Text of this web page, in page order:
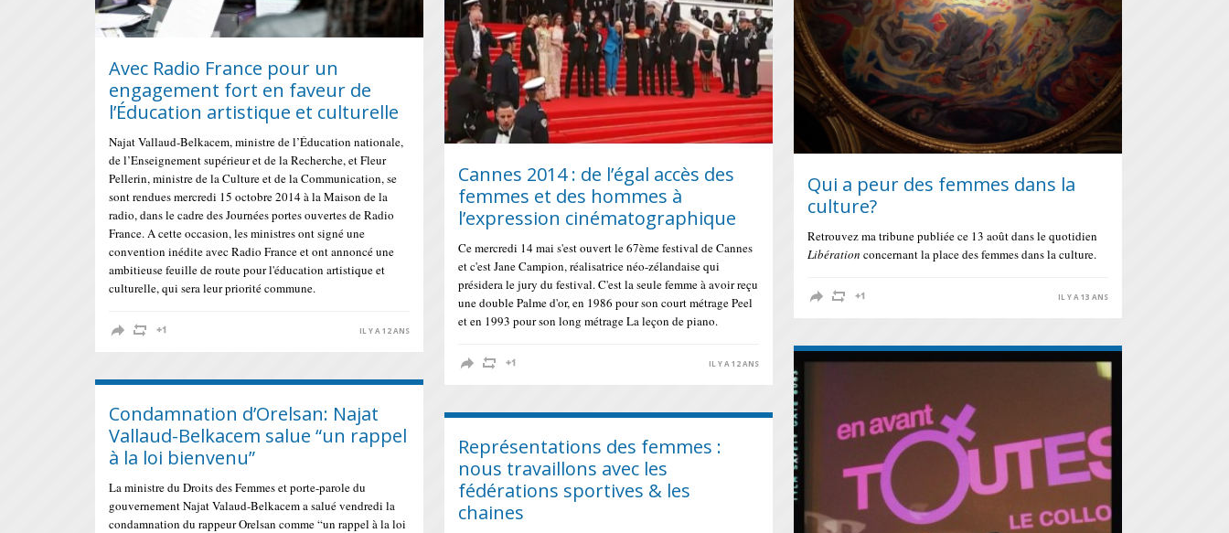
Avec Radio France pour un
engagement fort en faveur de
l’Éducation artistique et culturelle
Najat Vallaud-Belkacem, ministre de l’Éducation nationale,
de l’Enseignement supérieur et de la Recherche, et Fleur
Pellerin, ministre de la Culture et de la Communication, se
sont rendues mercredi 15 octobre 2014 à la Maison de la
radio, dans le cadre des Journées portes ouvertes de Radio
France. A cette occasion, les ministres ont signé une
convention inédite avec Radio France et ont annoncé une
ambitieuse feuille de route pour l'éducation artistique et
culturelle, qui sera leur priorité commune.
IL Y A 12 ANS
Cannes 2014 : de l’égal accès des
femmes et des hommes à
l’expression cinématographique
Ce mercredi 14 mai s'est ouvert le 67ème festival de Cannes
et c'est Jane Campion, réalisatrice néo-zélandaise qui
présidera le jury du festival. C'est la seule femme à avoir reçu
une double Palme d'or, en 1986 pour son court métrage Peel
et en 1993 pour son long métrage La leçon de piano.
IL Y A 12 ANS
Qui a peur des femmes dans la
culture?
Retrouvez ma tribune publiée ce 13 août dans le quotidien
Libération concernant la place des femmes dans la culture.
IL Y A 13 ANS
Condamnation d’Orelsan: Najat
Vallaud-Belkacem salue “un rappel
à la loi bienvenu”
La ministre du Droits des Femmes et porte-parole du
gouvernement Najat Valaud-Belkacem a salué vendredi la
condamnation du rappeur Orelsan comme “un rappel à la loi
Représentations des femmes :
nous travaillons avec les
fédérations sportives & les
chaines